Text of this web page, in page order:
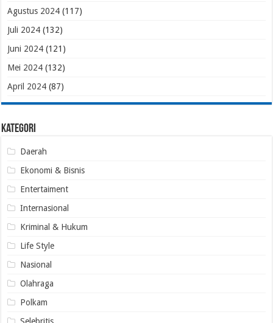
Agustus 2024 (117)
Juli 2024 (132)
Juni 2024 (121)
Mei 2024 (132)
April 2024 (87)
Kategori
Daerah
Ekonomi & Bisnis
Entertaiment
Internasional
Kriminal & Hukum
Life Style
Nasional
Olahraga
Polkam